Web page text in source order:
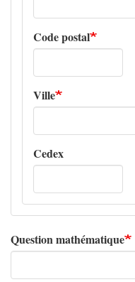
Code postal
Ville
Cedex
Question mathématique